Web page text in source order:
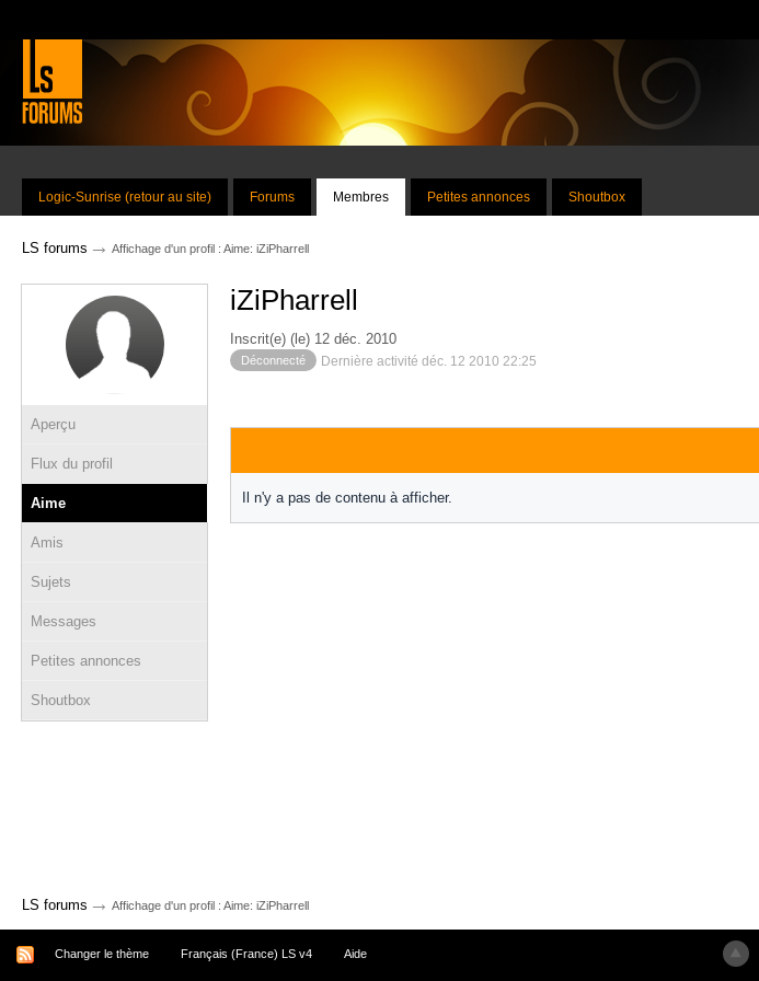
Logic-Sunrise (retour au site) Forums Membres Petites annonces Shoutbox
LS forums → Affichage d'un profil : Aime: iZiPharrell
Aperçu
Flux du profil
Aime
Amis
Sujets
Messages
Petites annonces
Shoutbox
iZiPharrell
Inscrit(e) (le) 12 déc. 2010
Déconnecté Dernière activité déc. 12 2010 22:25
Il n'y a pas de contenu à afficher.
LS forums → Affichage d'un profil : Aime: iZiPharrell
Changer le thème Français (France) LS v4 Aide